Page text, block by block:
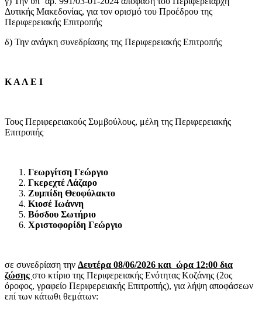
Δυτικής Μακεδονίας, για τον ορισμό του Προέδρου της
Περιφερειακής Επιτροπής
δ) Την ανάγκη συνεδρίασης της Περιφερειακής Επιτροπής
Κ Α Λ Ε Ι
Τους Περιφερειακούς Συμβούλους, μέλη της Περιφερειακής
Επιτροπής
Γεωργίτση Γεώργιο
Γκερεχτέ Λάζαρο
Ζυμπίδη Θεοφύλακτο
Κιοσέ Ιωάννη
Βόσδου Σωτήριο
Χριστοφορίδη Γεώργιο
σε συνεδρίαση την Δευτέρα 08/06/2026 και ώρα 12:00 δια
ζώσης στο κτίριο της Περιφερειακής Ενότητας Κοζάνης (2ος
όροφος, γραφείο Περιφερειακής Επιτροπής), για λήψη αποφάσεων
επί των κάτωθι θεμάτων: